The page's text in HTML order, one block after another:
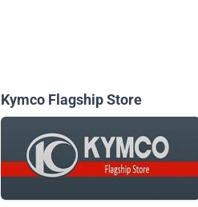
Kymco Flagship Store